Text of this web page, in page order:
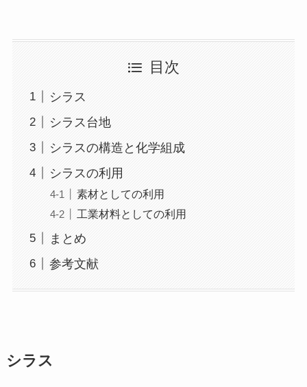
目次
シラス
シラス台地
シラスの構造と化学組成
シラスの利用
素材としての利用
工業材料としての利用
まとめ
参考文献
シラス